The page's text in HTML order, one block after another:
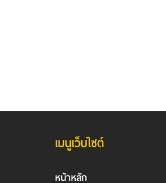
เมนูเว็บไซต์
หน้าหลัก